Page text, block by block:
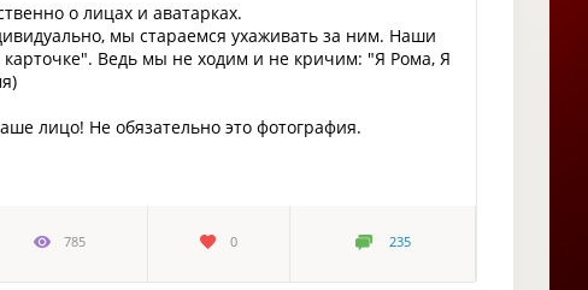
о лицах и аватарках.
мы стараемся ухаживать за ним. Наши
Ведь мы не ходим и не кричим: "Я Рома, Я
лицо! Не обязательно это фотография.
785 0 235